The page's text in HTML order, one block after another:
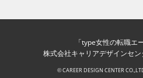
「type女性の転職エ
株式会社キャリアデザインセン
© CAREER DESIGN CENTER